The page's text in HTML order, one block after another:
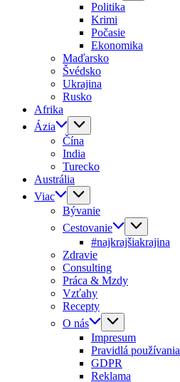
Politika
Krimi
Počasie
Ekonomika
Maďarsko
Švédsko
Ukrajina
Rusko
Afrika
Ázia
Čína
India
Turecko
Austrália
Viac
Bývanie
Cestovanie
#najkrajšiakrajina
Zdravie
Consulting
Práca & Mzdy
Vzťahy
Recepty
O nás
Impresum
Pravidlá používania
GDPR
Reklama